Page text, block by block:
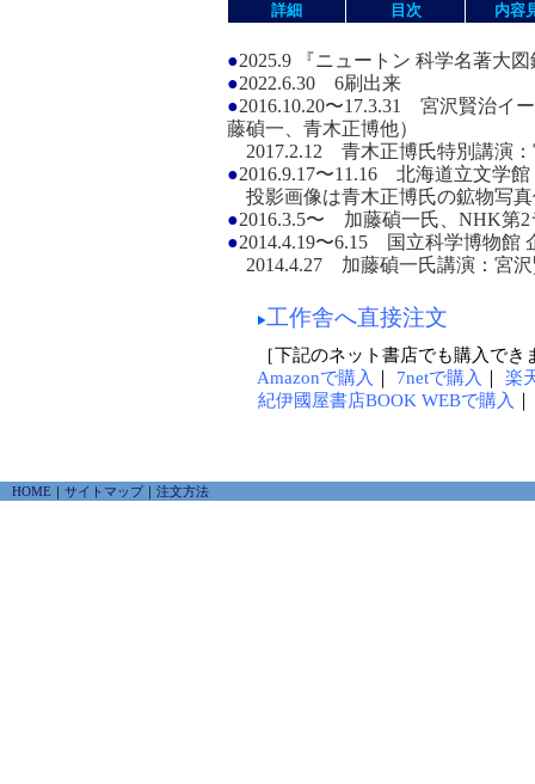
詳細 目次 内容
●2025.9 『ニュートン 科学名著大
●2022.6.30 6刷出来
●2016.10.20〜17.3.31 宮沢賢治イ
藤碵一、青木正博他）
2017.2.12 青木正博氏特別講演
●2016.9.17〜11.16 北海道立文学
投影画像は青木正博氏の鉱物写
●2016.3.5〜 加藤碵一氏、NHK第
●2014.4.19〜6.15 国立科学博物館
2014.4.27 加藤碵一氏講演：宮
工作舎へ直接注文
［下記のネット書店でも購入でき
Amazonで購入
7netで購入
楽
紀伊國屋書店BOOK WEBで購入
HOME ｜ サイトマップ｜ 注文方法